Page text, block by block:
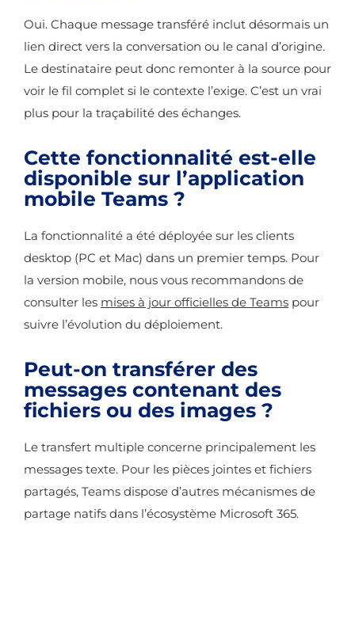
Oui. Chaque message transféré inclut désormais un
lien direct vers la conversation ou le canal d’origine.
Le destinataire peut donc remonter à la source pour
voir le fil complet si le contexte l’exige. C’est un vrai
plus pour la traçabilité des échanges.
Cette fonctionnalité est-elle
disponible sur l’application
mobile Teams ?
La fonctionnalité a été déployée sur les clients
desktop (PC et Mac) dans un premier temps. Pour
la version mobile, nous vous recommandons de
consulter les mises à jour officielles de Teams pour
suivre l’évolution du déploiement.
Peut-on transférer des
messages contenant des
fichiers ou des images ?
Le transfert multiple concerne principalement les
messages texte. Pour les pièces jointes et fichiers
partagés, Teams dispose d’autres mécanismes de
partage natifs dans l’écosystème Microsoft 365.